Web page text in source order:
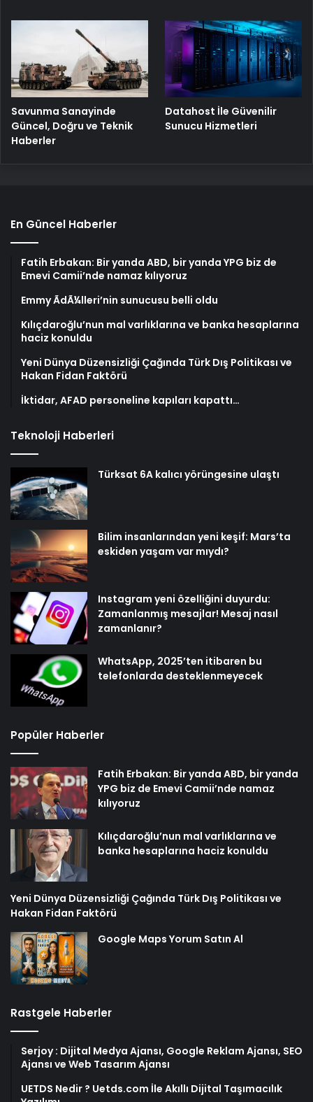
Savunma Sanayinde
Güncel, Doğru ve Teknik
Haberler
Datahost İle Güvenilir
Sunucu Hizmetleri
En Güncel Haberler
Fatih Erbakan: Bir yanda ABD, bir yanda YPG biz de
Emevi Camii’nde namaz kılıyoruz
Emmy ÃdÃ¼lleri’nin sunucusu belli oldu
Kılıçdaroğlu’nun mal varlıklarına ve banka hesaplarına
haciz konuldu
Yeni Dünya Düzensizliği Çağında Türk Dış Politikası ve
Hakan Fidan Faktörü
İktidar, AFAD personeline kapıları kapattı…
Teknoloji Haberleri
Türksat 6A kalıcı yörüngesine ulaştı
Bilim insanlarından yeni keşif: Mars’ta
eskiden yaşam var mıydı?
Instagram yeni özelliğini duyurdu:
Zamanlanmış mesajlar! Mesaj nasıl
zamanlanır?
WhatsApp, 2025’ten itibaren bu
telefonlarda desteklenmeyecek
Popüler Haberler
Fatih Erbakan: Bir yanda ABD, bir yanda
YPG biz de Emevi Camii’nde namaz
kılıyoruz
Kılıçdaroğlu’nun mal varlıklarına ve
banka hesaplarına haciz konuldu
Yeni Dünya Düzensizliği Çağında Türk Dış Politikası ve
Hakan Fidan Faktörü
Google Maps Yorum Satın Al
Rastgele Haberler
Serjoy : Dijital Medya Ajansı, Google Reklam Ajansı, SEO
Ajansı ve Web Tasarım Ajansı
UETDS Nedir ? Uetds.com İle Akıllı Dijital Taşımacılık